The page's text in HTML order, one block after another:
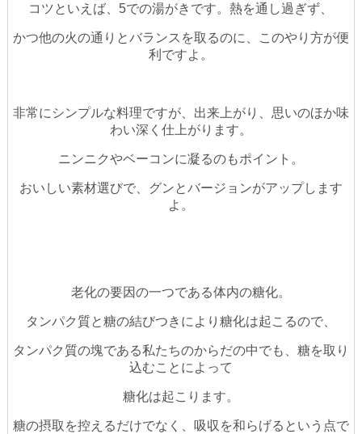
コツといえば、5での湯がきです。熱を通し過ぎず、
かつ他の火の通りとバランスを取るのに、このやり方が便
利ですよ。
非常にシンプルな料理ですが、出来上がり、思いのほか味
わい深く仕上がります。
ニンニクやベーコンに凝るのもポイント。
おいしい素材選びで、グンとバージョンがアップします
よ。
老化の要因の一つである体内の糖化。
タンパク質と糖の結びつきにより糖化は起こるので、
タンパク質の塊である私たちのからだの中でも、糖を取り
込むことによって
糖化は起こります。
糖の摂取を控えるだけでなく、吸収を和らげるという点で